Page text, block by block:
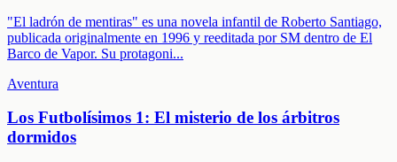
"El ladrón de mentiras" es una novela infantil de Roberto Santiago,
publicada originalmente en 1996 y reeditada por SM dentro de El
Barco de Vapor. Su protagoni...
Aventura
Los Futbolísimos 1: El misterio de los árbitros
dormidos